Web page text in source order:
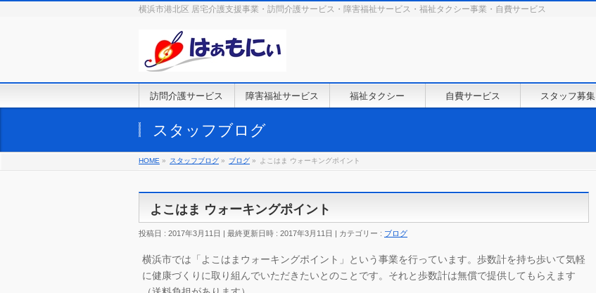
横浜市港北区 居宅介護支援事業・訪問介護サービス・障害福祉サービス・福祉タクシー事業・自費サービス
訪問介護サービス 障害福祉サービス 福祉タクシー 自費サービス スタッフ募集
スタッフブログ
HOME » スタッフブログ » ブログ » よこはま ウォーキングポイント
よこはま ウォーキングポイント
投稿日 : 2017年3月11日 最終更新日時 : 2017年3月11日 カテゴリー : ブログ
横浜市では「よこはまウォーキングポイント」という事業を行っています。歩数計を持ち歩いて気軽
に健康づくりに取り組んでいただきたいとのことです。それと歩数計は無償で提供してもらえます